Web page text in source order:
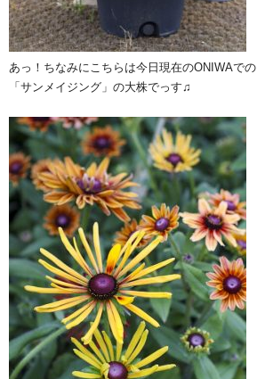
あっ！ちなみにこちらは今日現在のONIWAでの
「サンメイジング」の大株でっす♫